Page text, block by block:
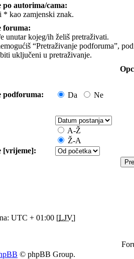
autorima/cama:
* kao zamjenski znak.
foruma:
unutar kojeg/ih želiš pretraživati.
“Pretraživanje podforuma”,
uključeni u pretraživanje.
podforuma: Da Ne
A-Ž
Ž-A
[vrijeme]:
UTC + 01:00 [LJV]
© phpBB Group.